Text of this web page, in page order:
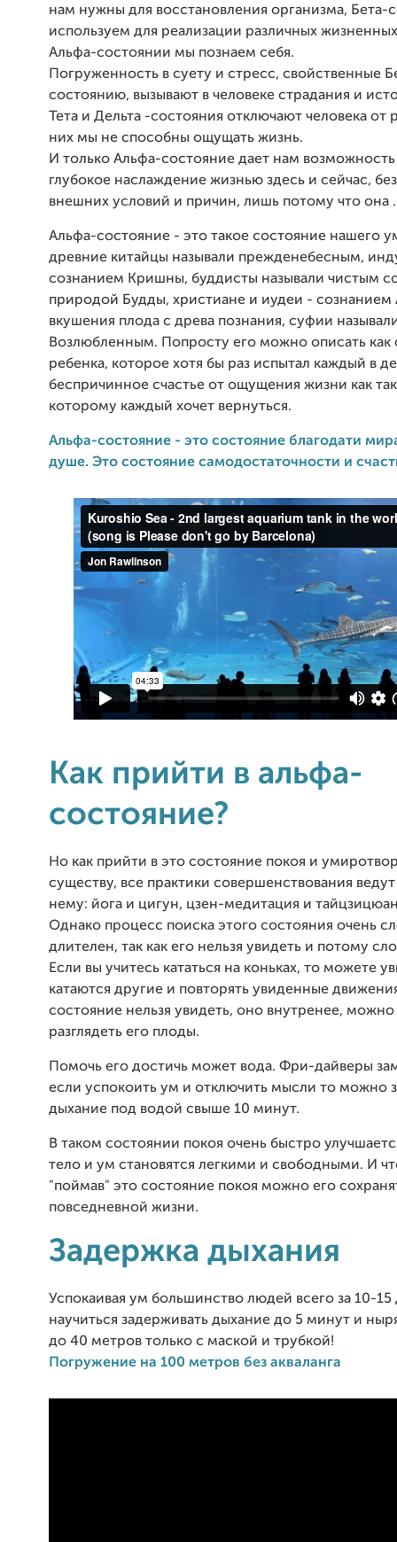
нам нужны для восстановления организма, Бета-
используем для реализации различных жизненных
Альфа-состоянии мы познаем себя.
Погруженность в суету и стресс, свойственные
состоянию, вызывают в человеке страдания и
Тета и Дельта -состояния отключают человека от
них мы не способны ощущать жизнь.
И только Альфа-состояние дает нам возможность
глубокое наслаждение жизнью здесь и сейчас,
внешних условий и причин, лишь потому что она
Альфа-состояние - это такое состояние нашего
древние китайцы называли прежденебесным,
сознанием Кришны, буддисты называли чистым
природой Будды, христиане и иудеи - сознанием
вкушения плода с древа познания, суфии
Возлюбленным. Попросту его можно описать как
ребенка, которое хотя бы раз испытал каждый в
беспричинное счастье от ощущения жизни как
которому каждый хочет вернуться.
Альфа-состояние - это состояние благодати
душе. Это состояние самодостаточности и
Как прийти в альфа-
состояние?
Но как прийти в это состояние покоя и
существу, все практики совершенствования ведут
нему: йога и цигун, цзен-медитация и
Однако процесс поиска этого состояния очень
длителен, так как его нельзя увидеть и потому
Если вы учитесь кататься на коньках, то можете
катаются другие и повторять увиденные
состояние нельзя увидеть, оно внутренее,
разглядеть его плоды.
Помочь его достичь может вода. Фри-дайверы
если успокоить ум и отключить мысли то можно
дыхание под водой свыше 10 минут.
В таком состоянии покоя очень быстро
тело и ум становятся легкими и свободными. И
"поймав" это состояние покоя можно его
повседневной жизни.
Задержка дыхания
Успокаивая ум большинство людей всего за 10-
научиться задерживать дыхание до 5 минут и
до 40 метров только с маской и трубкой!
Погружение на 100 метров без акваланга